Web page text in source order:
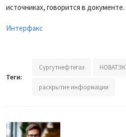
источниках, говорится в документе.
Интерфакс
Теги:
Сургутнефтегаз НОВАТЭК
раскрытие информации